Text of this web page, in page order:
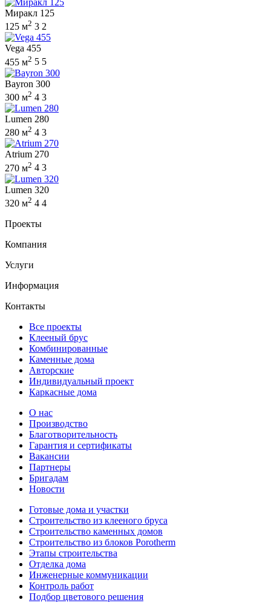
Миракл 125
125 м2 3 2
Vega 455
455 м2 5 5
Bayron 300
300 м2 4 3
Lumen 280
280 м2 4 3
Atrium 270
270 м2 4 3
Lumen 320
320 м2 4 4
Проекты
Компания
Услуги
Информация
Контакты
Все проекты
Клееный брус
Комбинированные
Каменные дома
Авторские
Индивидуальный проект
Каркасные дома
О нас
Производство
Благотворительность
Гарантия и сертификаты
Вакансии
Партнеры
Бригадам
Новости
Готовые дома и участки
Строительство из клееного бруса
Строительство каменных домов
Строительство из блоков Porotherm
Этапы строительства
Отделка дома
Инженерные коммуникации
Контроль работ
Подбор цветового решения